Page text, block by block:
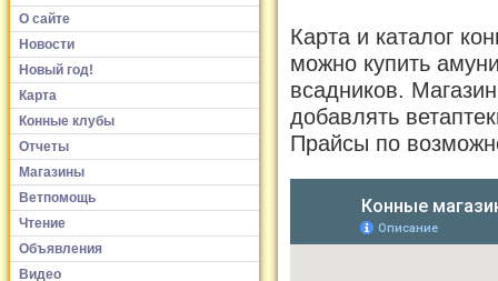
О сайте
Новости
Новый год!
Карта
Конные клубы
Отчеты
Магазины
Ветпомощь
Чтение
Объявления
Видео
Карта и каталог
можно купить
всадников.
добавлять
Прайсы по